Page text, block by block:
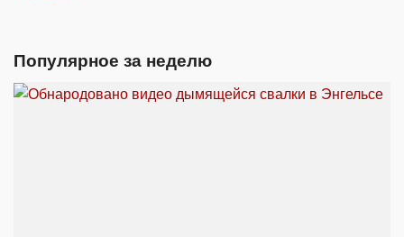
Популярное за неделю